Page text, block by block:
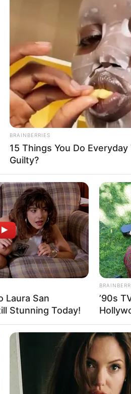
ശർമ്മ എന്നീ
BRAINBERRIES
15 Things You Do
Guilty?
Laura San
Stunning Today!
’90s